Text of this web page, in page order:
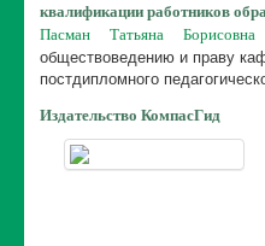
квалификации работников
Пасман Татьяна
обществоведению и праву
постдипломного
Издательство КомпасГид